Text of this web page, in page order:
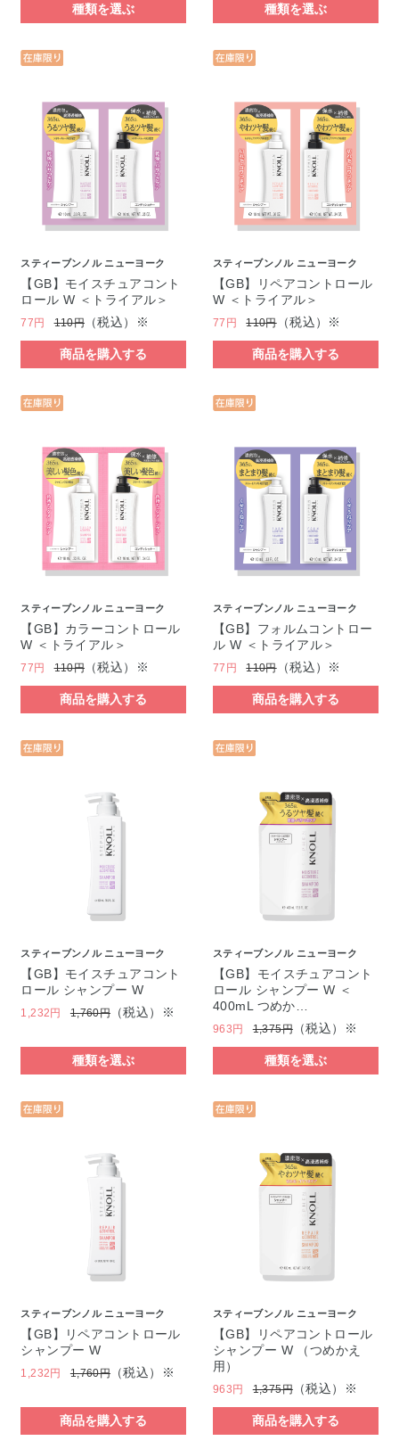
種類を選ぶ 種類を選ぶ
スティーブンノル ニューヨーク
【GB】モイスチュアコント
ロール W ＜トライアル＞
77円 110円 （税込）※
商品を購入する
スティーブンノル ニューヨーク
【GB】リペアコントロール
W ＜トライアル＞
77円 110円（税込）※
商品を購入する
スティーブンノル ニューヨーク
【GB】カラーコントロール
W ＜トライアル＞
77円 110円 （税込）※
商品を購入する
スティーブンノル ニューヨーク
【GB】フォルムコントロー
ル W ＜トライアル＞
77円 110円（税込）※
商品を購入する
スティーブンノル ニューヨーク
【GB】モイスチュアコント
ロール シャンプー W
1,232円 1,760円 （税込）※
種類を選ぶ
スティーブンノル ニューヨーク
【GB】モイスチュアコント
ロール シャンプー W ＜
400mL つめか…
963円 1,375円（税込）※
種類を選ぶ
スティーブンノル ニューヨーク
【GB】リペアコントロール
シャンプー W
1,232円 1,760円 （税込）※
商品を購入する
スティーブンノル ニューヨーク
【GB】リペアコントロール
シャンプー W （つめかえ
用）
963円 1,375円（税込）※
商品を購入する